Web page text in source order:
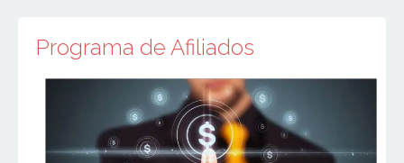
Programa de Afiliados